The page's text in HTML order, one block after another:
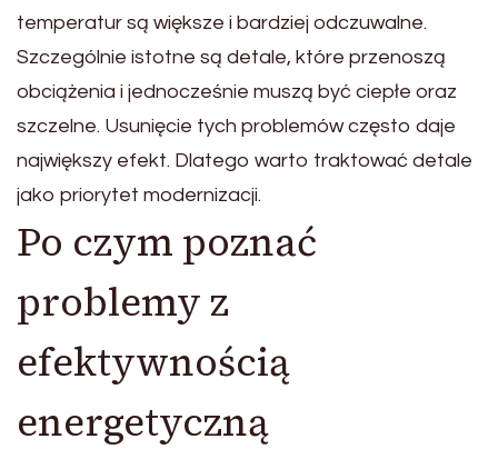
temperatur są większe i bardziej odczuwalne.
Szczególnie istotne są detale, które przenoszą
obciążenia i jednocześnie muszą być ciepłe oraz
szczelne. Usunięcie tych problemów często daje
największy efekt. Dlatego warto traktować detale
jako priorytet modernizacji.
Po czym poznać
problemy z
efektywnością
energetyczną